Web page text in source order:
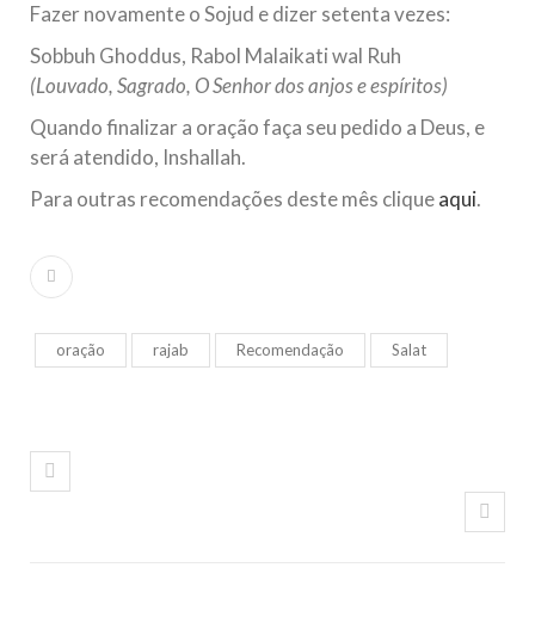
Fazer novamente o Sojud e dizer setenta vezes:
Sobbuh Ghoddus, Rabol Malaikati wal Ruh
(Louvado, Sagrado, O Senhor dos anjos e espíritos)
Quando finalizar a oração faça seu pedido a Deus, e
será atendido, Inshallah.
Para outras recomendações deste mês cliqueaqui.
oração rajab Recomendação Salat